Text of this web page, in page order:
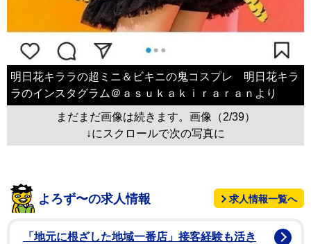
明日花キララの超ミニ＆ビキニの鬼コスプレ 明日花キラ
ラのインスタグラム＠ａｓｕｋａｋｉｒａｒａｎより
まだまだ画像は続きます。画像（2/39）
↓にスクロールで次の写真に
よろず〜の求人情報 求人情報一覧へ
「地元に根ざした地域一番店」接客経験も活き